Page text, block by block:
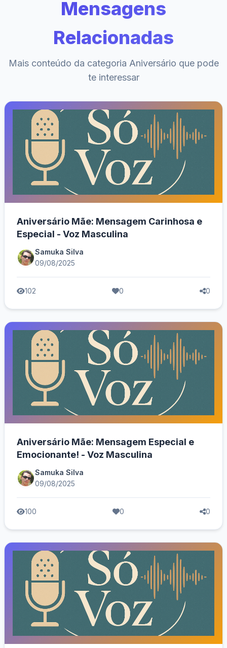
Mensagens
Relacionadas
Mais conteúdo da categoria Aniversário que pode
te interessar
Aniversário Mãe: Mensagem Carinhosa e
Especial - Voz Masculina
Samuka Silva
09/08/2025
102 0 0
Aniversário Mãe: Mensagem Especial e
Emocionante! - Voz Masculina
Samuka Silva
09/08/2025
100 0 0